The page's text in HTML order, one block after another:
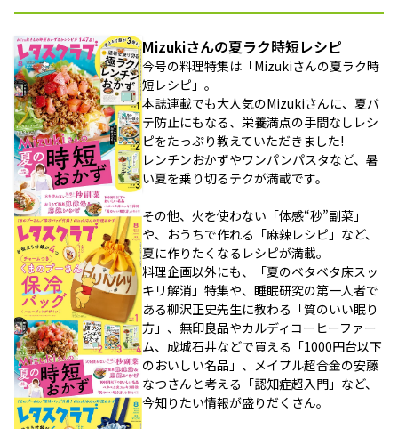
Mizukiさんの夏ラク時短レシピ
今号の料理特集は「Mizukiさんの夏ラク時
短レシピ」。
本誌連載でも大人気のMizukiさんに、夏バ
テ防止にもなる、栄養満点の手間なしレシ
ピをたっぷり教えていただきました!
レンチンおかずやワンパンパスタなど、暑
い夏を乗り切るテクが満載です。
その他、火を使わない「体感“秒”副菜」
や、おうちで作れる「麻辣レシピ」など、
夏に作りたくなるレシピが満載。
料理企画以外にも、「夏のベタベタ床スッ
キリ解消」特集や、睡眠研究の第一人者で
ある柳沢正史先生に教わる「質のいい眠り
方」、無印良品やカルディコーヒーファー
ム、成城石井などで買える「1000円台以下
のおいしい名品」、メイプル超合金の安藤
なつさんと考える「認知症超入門」など、
今知りたい情報が盛りだくさん。